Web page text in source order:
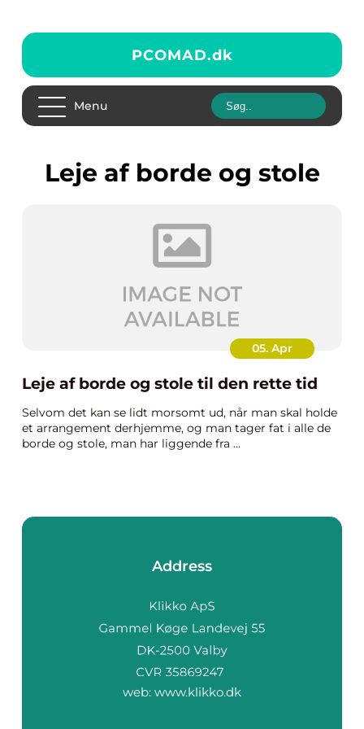
PCOMAD.dk
Menu
leje af borde og stole
05. Apr
Leje af borde og stole til den rette tid
Selvom det kan se lidt morsomt ud, når man skal holde
et arrangement derhjemme, og man tager fat i alle de
borde og stole, man har liggende fra ...
Address
web: www.klikko.dk